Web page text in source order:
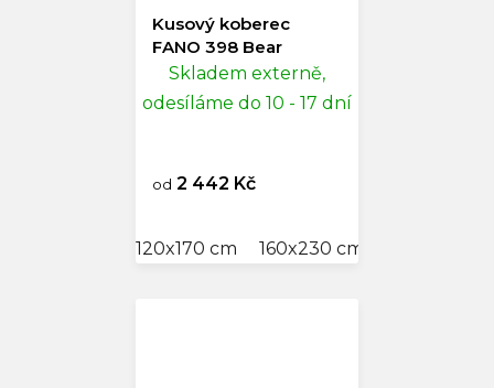
Kusový koberec
FANO 398 Bear
Skladem externě,
odesíláme do 10 - 17 dní
od 2 442 Kč
120x170 cm 160x230 cm